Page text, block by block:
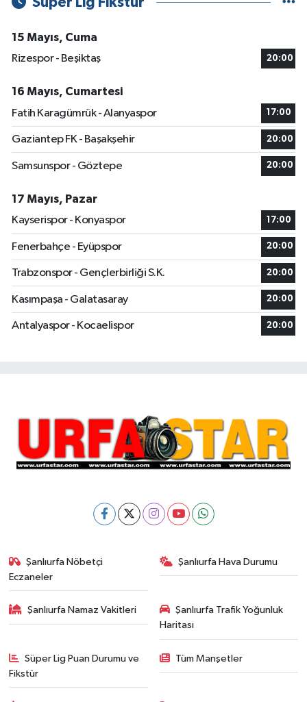
15 Mayıs, Cuma
Rizespor - Beşiktaş
20:00
16 Mayıs, Cumartesi
Fatih Karagümrük - Alanyaspor
17:00
Gaziantep FK - Başakşehir 20:00
Samsunspor - Göztepe 20:00
17 Mayıs, Pazar
Kayserispor - Konyaspor
17:00
Fenerbahçe - Eyüpspor 20:00
Trabzonspor - Gençlerbirliği S.K. 20:00
Kasımpaşa - Galatasaray 20:00
Antalyaspor - Kocaelispor 20:00
Şanlıurfa Nöbetçi
Eczaneler
Şanlıurfa Hava Durumu
Şanlıurfa Namaz Vakitleri
Şanlıurfa Trafik Yoğunluk
Haritası
Süper Lig Puan Durumu ve
Fikstür
Tüm Manşetler